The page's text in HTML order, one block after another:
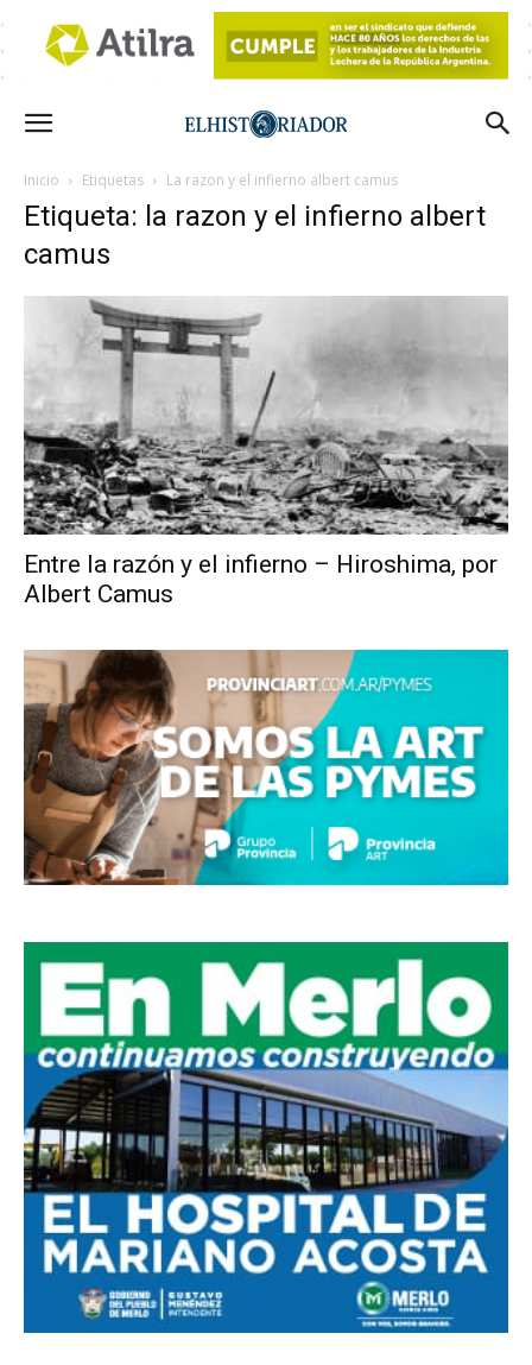
Inicio Etiquetas La razon y el infierno albert camus
Etiqueta: la razon y el infierno albert
camus
Entre la razón y el infierno – Hiroshima, por
Albert Camus